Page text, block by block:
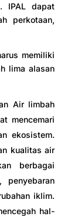
IPAL dapat
perkotaan,
memiliki
lima alasan
Air limbah
mencemari
ekosistem.
kualitas air
berbagai
iklim.
hal-